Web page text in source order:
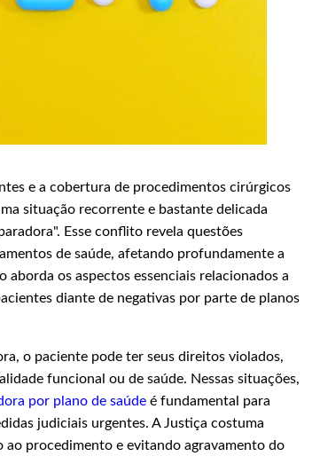
e a cobertura de procedimentos cirúrgicos
situação recorrente e bastante delicada
Esse conflito revela questões
de saúde, afetando profundamente a
aborda os aspectos essenciais relacionados a
diante de negativas por parte de planos
o paciente pode ter seus direitos violados,
funcional ou de saúde. Nessas situações,
por plano de saúdeé fundamental para
judiciais urgentes. A Justiça costuma
ao procedimento e evitando agravamento do